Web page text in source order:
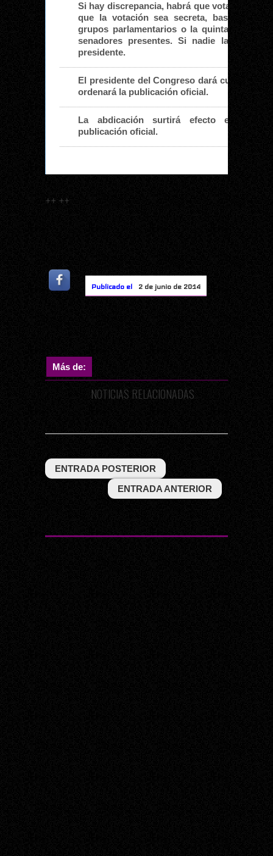
Si hay discrepancia, habrá que votar. Como
que la votación sea secreta, basta con
grupos parlamentarios o la quinta parte
senadores presentes. Si nadie la pide,
presidente.
El presidente del Congreso dará cuenta del
ordenará la publicación oficial.
La abdicación surtirá efecto el
publicación oficial.
++++
Publicado el 2 de junio de 2014
Más de:
NOTICIAS RELACIONADAS
ENTRADA POSTERIOR
ENTRADA ANTERIOR